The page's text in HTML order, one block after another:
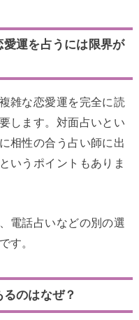
運を占うには限界が
雑な恋愛運を完全に読
します。対面占いとい
相性の合う占い師に出
いうポイントもありま
電話占いなどの別の選
す。
のはなぜ？